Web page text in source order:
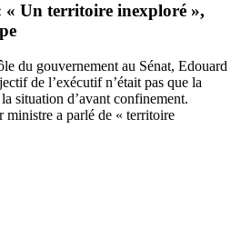
« Un territoire inexploré »,
du gouvernement au Sénat, Edouard
de l’exécutif n’était pas que la
situation d’avant confinement.
ministre a parlé de « territoire